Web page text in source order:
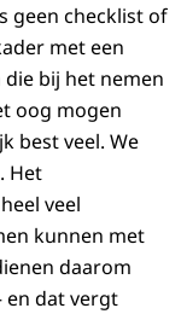
geen checklist of
met een
bij het nemen
oog mogen
best veel. We
Het
veel
kunnen met
daarom
en dat vergt